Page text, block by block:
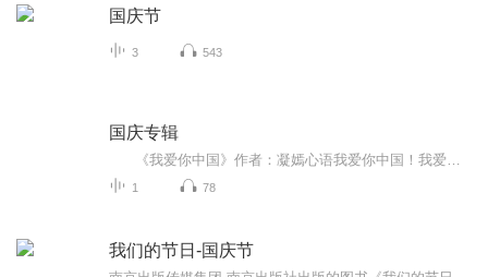
国庆节
3 543
国庆专辑
1 78
我们的节日-国庆节